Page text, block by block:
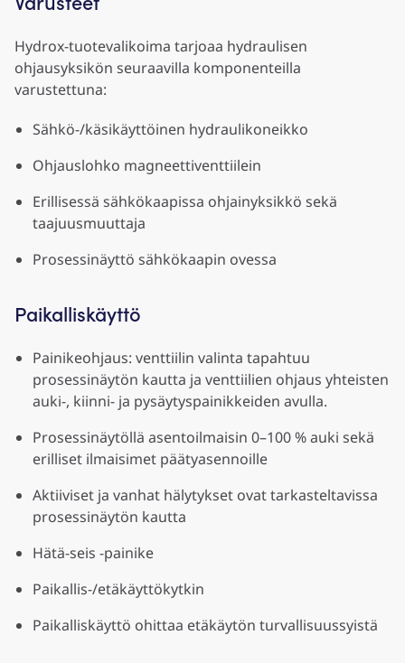
Hydrox-tuotevalikoima tarjoaa hydraulisen
ohjausyksikön seuraavilla komponenteilla
varustettuna:
Sähkö-/käsikäyttöinen hydraulikoneikko
Ohjauslohko magneettiventtiilein
Erillisessä sähkökaapissa ohjainyksikkö sekä
taajuusmuuttaja
Prosessinäyttö sähkökaapin ovessa
Paikalliskäyttö
Painikeohjaus: venttiilin valinta tapahtuu
prosessinäytön kautta ja venttiilien ohjaus yhteisten
auki-, kiinni- ja pysäytyspainikkeiden avulla.
Prosessinäytöllä asentoilmaisin 0–100 % auki sekä
erilliset ilmaisimet päätyasennoille
Aktiiviset ja vanhat hälytykset ovat tarkasteltavissa
prosessinäytön kautta
Hätä-seis -painike
Paikallis-/etäkäyttökytkin
Paikalliskäyttö ohittaa etäkäytön turvallisuussyistä